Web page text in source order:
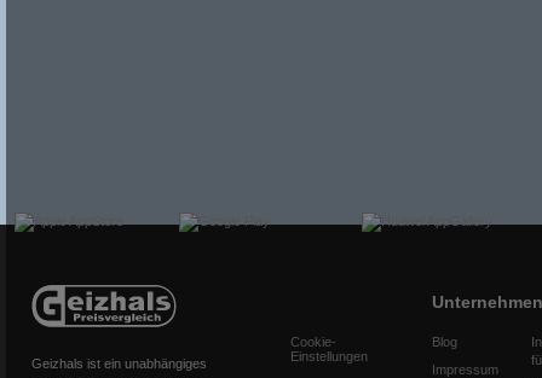
Geizhals ist ein unabhängiges
Cookie-
Einstellungen
Unternehmen
Blog
Impressum